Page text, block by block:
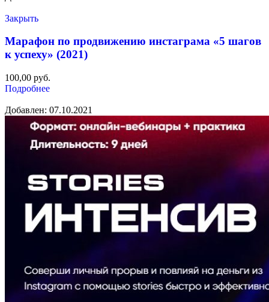
Закрыть
Марафон по продвижению инстаграма «5 шагов
к успеху» (2021)
100,00 руб.
Подробнее
Добавлен: 07.10.2021